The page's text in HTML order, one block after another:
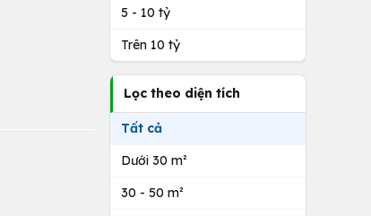
5 - 10 tỷ
Trên 10 tỷ
Lọc theo diện tích
Tất cả
Dưới 30 m²
30 - 50 m²